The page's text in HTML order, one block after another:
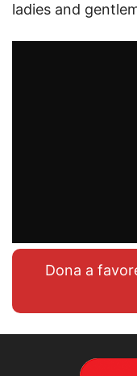
ladies and
Dona a